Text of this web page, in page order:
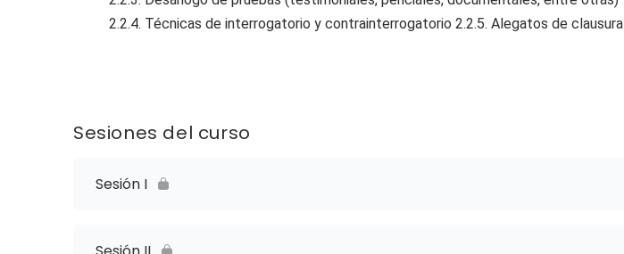
2.2.4. Técnicas de interrogatorio y contrainterrogatorio 2.2.5. Alegatos de clausura
Sesiones del curso
Sesión I